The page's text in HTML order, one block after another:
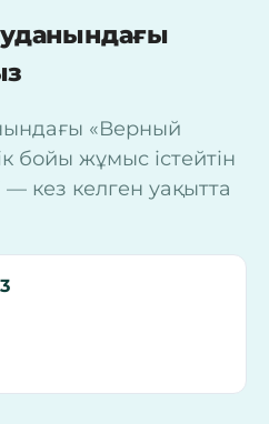
«Верный
бойы жұмыс істейтін
кез келген уақытта